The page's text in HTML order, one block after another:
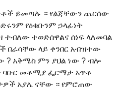
ይመጣሉ ። የልጃቸውን ጨርሰው
የዕቁቡንም ኃላፊነት
ተብለው ተወድሰዋልና ሰነፍ ላለመባል
በራሳቸው ላይ ቀንበር አብዝተው
? አቅሜስ ምን ያህል ነው ? ብሎ
ባቡር መቆሚያ ፌርማታ አጥቶ
አያሌ ናቸው ። የምሮጠው